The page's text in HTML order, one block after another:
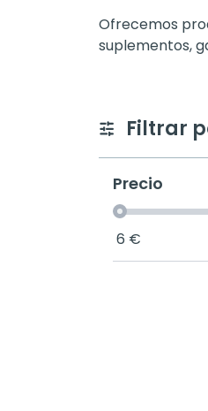
Ofrecemos
suplementos,
Filtrar
Precio
6 €